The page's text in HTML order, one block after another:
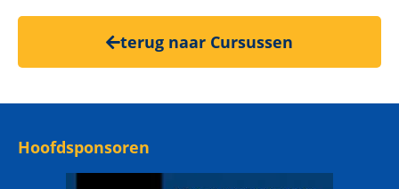
terug naar Cursussen
Hoofdsponsoren